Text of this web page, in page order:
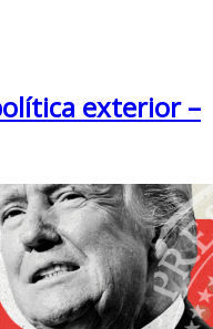
exterior –